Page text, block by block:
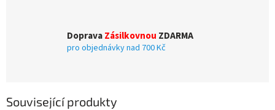
DopravaZásilkovnou ZDARMA
pro objednávky nad 700 Kč
Související produkty